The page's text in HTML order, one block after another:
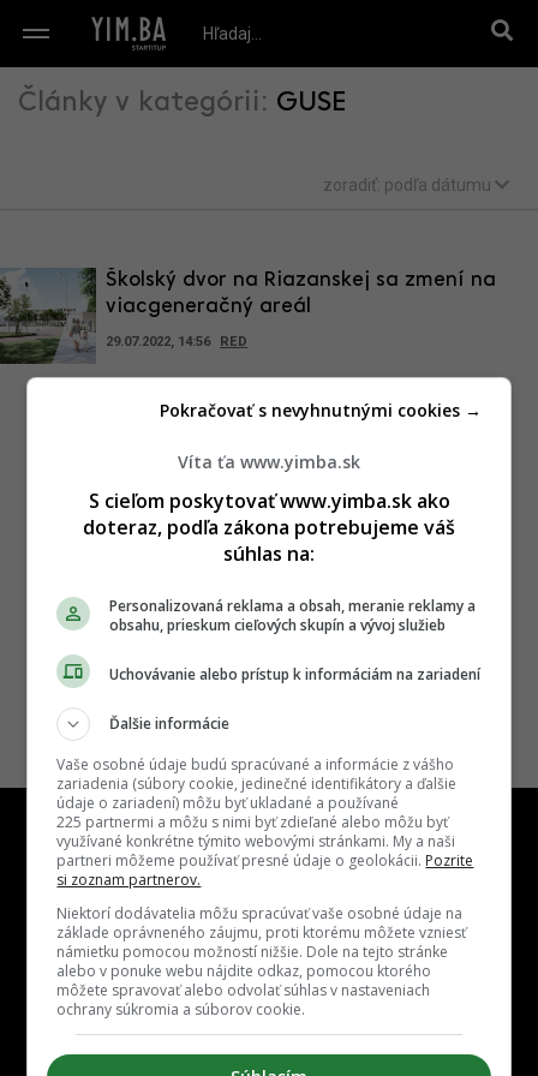
Články v kategórii: GUSE
zoradiť: podľa dátumu
Školský dvor na Riazanskej sa zmení na
viacgeneračný areál
29.07.2022, 14:56 RED
Kontakt Inzercia Cenník Redakcia Kariéra
Víta ťa www.yimba.sk
S cieľom poskytovať www.yimba.sk ako
doteraz, podľa zákona potrebujeme váš
súhlas na:
Personalizovaná reklama a obsah, meranie reklamy a
obsahu, prieskum cieľových skupín a vývoj služieb
Uchovávanie alebo prístup k informáciám na zariadení
Ďalšie informácie
Vaše osobné údaje budú spracúvané a informácie z vášho
zariadenia (súbory cookie, jedinečné identifikátory a ďalšie
údaje o zariadení) môžu byť ukladané a používané
225 partnermi a môžu s nimi byť zdieľané alebo môžu byť
využívané konkrétne týmito webovými stránkami. My a naši
partneri môžeme používať presné údaje o geolokácii. Pozrite
si zoznam partnerov.
Niektorí dodávatelia môžu spracúvať vaše osobné údaje na
základe oprávneného záujmu, proti ktorému môžete vzniesť
námietku pomocou možností nižšie. Dole na tejto stránke
alebo v ponuke webu nájdite odkaz, pomocou ktorého
môžete spravovať alebo odvolať súhlas v nastaveniach
ochrany súkromia a súborov cookie.
Pokračovať s nevyhnutnými cookies →